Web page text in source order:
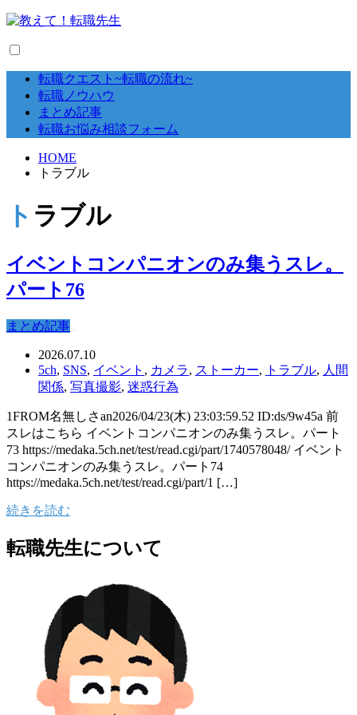
転職クエスト~転職の流れ~
転職ノウハウ
まとめ記事
転職お悩み相談フォーム
HOME
トラブル
トラブル
イベントコンパニオンのみ集うスレ。
パート76
まとめ記事
2026.07.10
5ch, SNS, イベント , カメラ, ストーカー, トラブル, 人間
関係, 写真撮影, 迷惑行為
1FROM名無しさan2026/04/23(木) 23:03:59.52 ID:ds/9w45a 前
スレはこちら イベントコンパニオンのみ集うスレ。パート
73 https://medaka.5ch.net/test/read.cgi/part/1740578048/ イベント
コンパニオンのみ集うスレ。パート74
https://medaka.5ch.net/test/read.cgi/part/1 […]
続きを読む
転職先生について